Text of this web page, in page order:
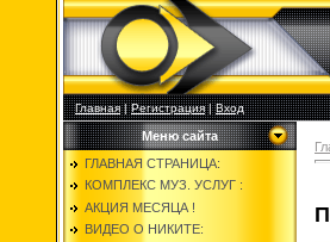
Главная|Регистрация|Вход
Меню сайта
ГЛАВНАЯ СТРАНИЦА:
КОМПЛЕКС МУЗ. УСЛУГ :
АКЦИЯ МЕСЯЦА !
ВИДЕО О НИКИТЕ: